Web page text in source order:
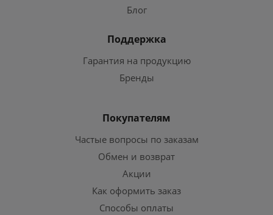
Блог
Поддержка
Гарантия на продукцию
Бренды
Покупателям
Частые вопросы по заказам
Обмен и возврат
Акции
Как оформить заказ
Способы оплаты